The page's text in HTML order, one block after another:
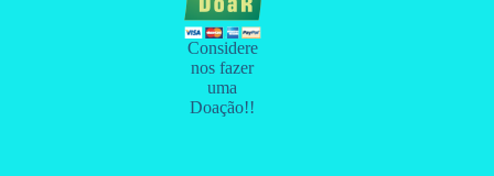
Considere
nos fazer
uma
Doação!!